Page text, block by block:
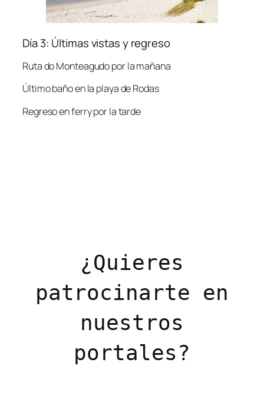
Día 3: Últimas vistas y regreso
Ruta do Monteagudo por la mañana
Último baño en la playa de Rodas
Regreso en ferry por la tarde
¿Quieres
patrocinarte en
nuestros
portales?